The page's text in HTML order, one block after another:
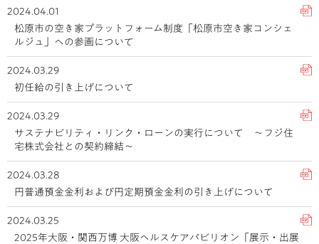
2024.04.01
松原市の空き家プラットフォーム制度「松原市空き家コンシェ
ルジュ」への参画について
2024.03.29
初任給の引き上げについて
2024.03.29
サステナビリティ・リンク・ローンの実行について ～フジ住
宅株式会社との契約締結～
2024.03.28
円普通預金金利および円定期預金金利の引き上げについて
2024.03.25
2025年大阪・関西万博 大阪ヘルスケアパビリオン「展示・出展